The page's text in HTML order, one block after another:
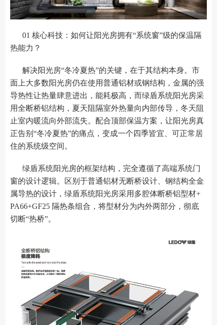
01 核心科技：如何让阳光房拥有“系统窗”级的保温隔
热能力？
解决阳光房“冬冷夏热”的关键，在于其结构本身。市
面上大多数阳光房仍在使用普通铝材或钢结构，金属的强
导热性让热量肆意进出，能耗极高，而绿盾系统阳光房采
用全断桥铝结构，夏天阻隔室外热量向内部传导，冬天阻
止室内暖流向外部流失。配合顶部保温方案，让阳光房真
正告别“冬冷夏热”的痛点，变成一个四季皆宜、可正常居
住的系统级空间。
绿盾系统阳光房的框架结构，完全遵循了高端系统门
窗的设计逻辑。区别于普通铝材无断桥设计、钢结构全金
属导热的设计，绿盾系统阳光房采用多腔体断桥铝型材+
PA66+GF25 隔热条组合，将型材分为内外两部分，彻底
切断“热桥”。